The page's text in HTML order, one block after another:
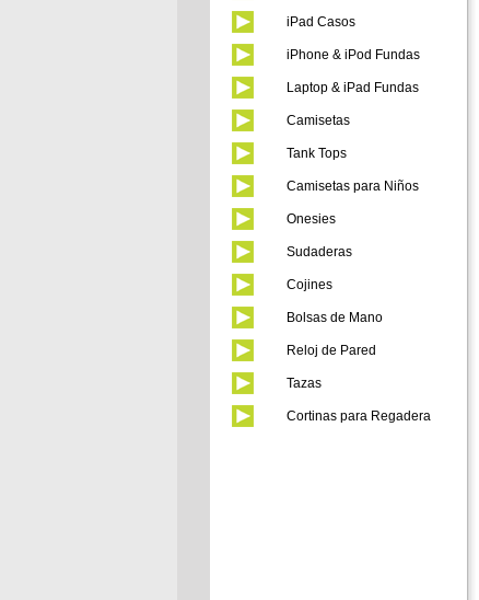
iPad Casos
iPhone & iPod Fundas
Laptop & iPad Fundas
Camisetas
Tank Tops
Camisetas para Niños
Onesies
Sudaderas
Cojines
Bolsas de Mano
Reloj de Pared
Tazas
Cortinas para Regadera